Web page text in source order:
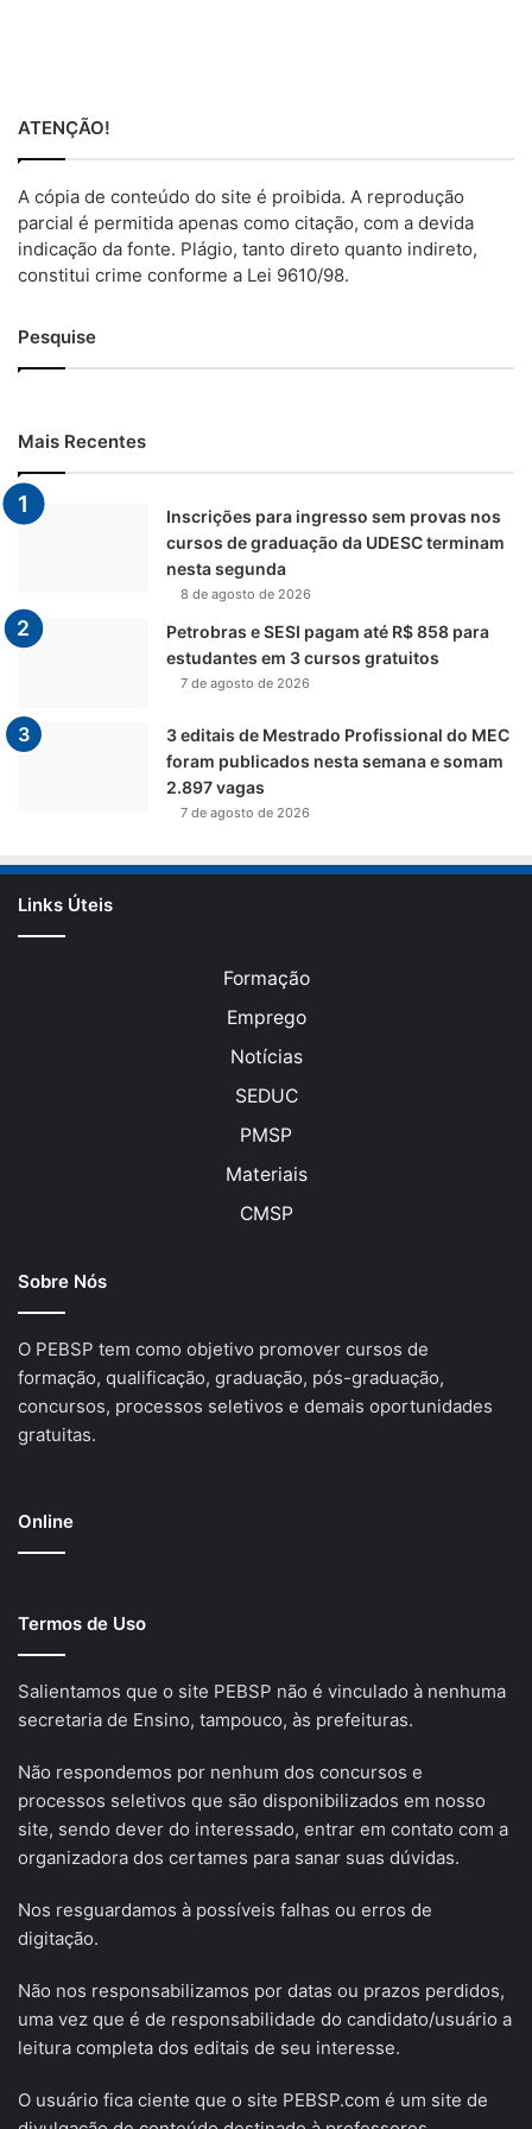
ATENÇÃO!
A cópia de conteúdo do site é proibida. A reprodução
parcial é permitida apenas como citação, com a devida
indicação da fonte. Plágio, tanto direto quanto indireto,
constitui crime conforme a Lei 9610/98.
Pesquise
Mais Recentes
Inscrições para ingresso sem provas nos
cursos de graduação da UDESC terminam
nesta segunda
8 de agosto de 2026
Petrobras e SESI pagam até R$ 858 para
estudantes em 3 cursos gratuitos
7 de agosto de 2026
3 editais de Mestrado Profissional do MEC
foram publicados nesta semana e somam
2.897 vagas
7 de agosto de 2026
Links Úteis
Formação
Emprego
Notícias
SEDUC
PMSP
Materiais
CMSP
Sobre Nós
O PEBSP tem como objetivo promover cursos de
formação, qualificação, graduação, pós-graduação,
concursos, processos seletivos e demais oportunidades
gratuitas.
Online
Termos de Uso
Salientamos que o site PEBSP não é vinculado à nenhuma
secretaria de Ensino, tampouco, às prefeituras.
Não respondemos por nenhum dos concursos e
processos seletivos que são disponibilizados em nosso
site, sendo dever do interessado, entrar em contato com a
organizadora dos certames para sanar suas dúvidas.
Nos resguardamos à possíveis falhas ou erros de
digitação.
Não nos responsabilizamos por datas ou prazos perdidos,
uma vez que é de responsabilidade do candidato/usuário a
leitura completa dos editais de seu interesse.
O usuário fica ciente que o site PEBSP.com é um site de